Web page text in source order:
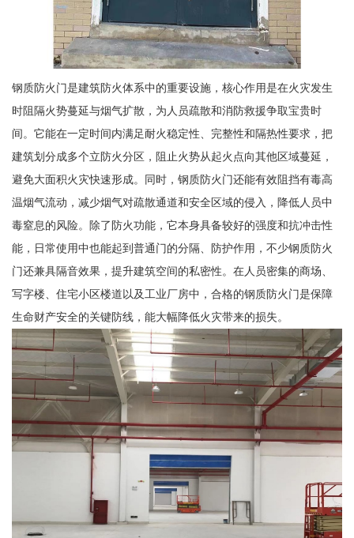
钢质防火门是建筑防火体系中的重要设施，核心作用是在火灾发生
时阻隔火势蔓延与烟气扩散，为人员疏散和消防救援争取宝贵时
间。它能在一定时间内满足耐火稳定性、完整性和隔热性要求，把
建筑划分成多个立防火分区，阻止火势从起火点向其他区域蔓延，
避免大面积火灾快速形成。同时，钢质防火门还能有效阻挡有毒高
温烟气流动，减少烟气对疏散通道和安全区域的侵入，降低人员中
毒窒息的风险。除了防火功能，它本身具备较好的强度和抗冲击性
能，日常使用中也能起到普通门的分隔、防护作用，不少钢质防火
门还兼具隔音效果，提升建筑空间的私密性。在人员密集的商场、
写字楼、住宅小区楼道以及工业厂房中，合格的钢质防火门是保障
生命财产安全的关键防线，能大幅降低火灾带来的损失。